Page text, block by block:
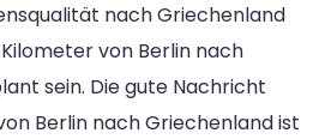
nach Griechenland
von Berlin nach
sein. Die gute Nachricht
Berlin nach Griechenland ist